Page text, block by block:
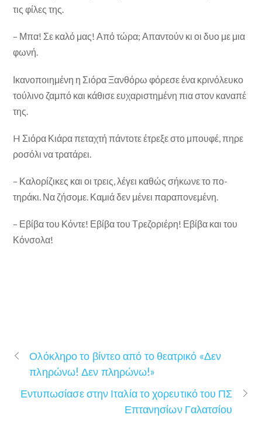
τις φίλες της.
– Μπα! Σε καλό μας! Από τώρα; Απαντούν κι οι δυο με μια
φωνή.
Ικανοποιημένη η Σιόρα Ξανθόρω φόρεσε ένα κρινόλευκο
τούλινο ζαμπό και κάθισε ευχαριστημένη πια στον καναπέ
της.
H Σιόρα Κιάρα πεταχτή πάντοτε έτρεξε στο μπουφέ, πηρε
ροσόλι να τρατάρει.
– Καλορίζικες και οι τρεις, λέγει καθώς σήκωνε το πο­
τηράκι. Να ζήσομε. Καμιά δεν μένει παραπονεμένη.
– Εβίβα του Κόντε! Εβίβα του Τρεζοριέρη! Εβίβα και του
Κόνσολα!
Ολόκληρο το βίντεο από το θεατρικό «Δεν
πληρώνω! Δεν πληρώνω!»
Εντυπωσίασε στην Ιταλία το χορευτικό του ΠΣ
Επτανησίων Γαλατσίου